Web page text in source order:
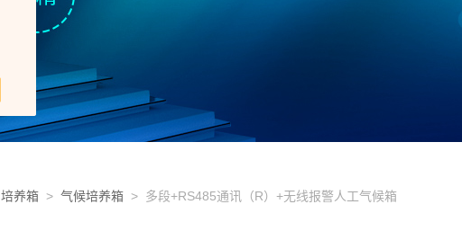
培养箱 > 气候培养箱 > 多段+RS485通讯（R）+无线报警人工气候箱